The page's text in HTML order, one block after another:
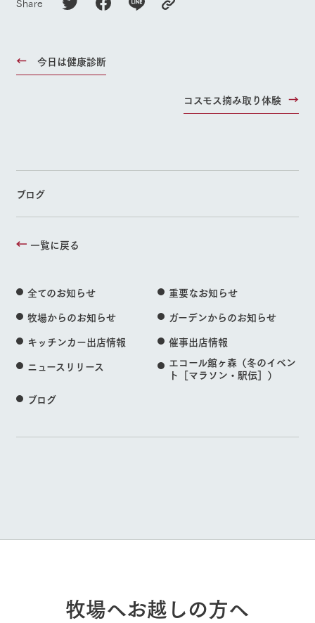
今日は健康診断
コスモス摘み取り体験
ブログ
一覧に戻る
全てのお知らせ
重要なお知らせ
牧場からのお知らせ
ガーデンからのお知らせ
キッチンカー出店情報
催事出店情報
ニュースリリース
エコール館ヶ森（冬のイベン
ト［マラソン・駅伝］）
ブログ
牧場へお越しの方へ